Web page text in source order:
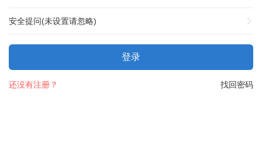
安全提问(未设置请忽略)
登录
找回密码
还没有注册？